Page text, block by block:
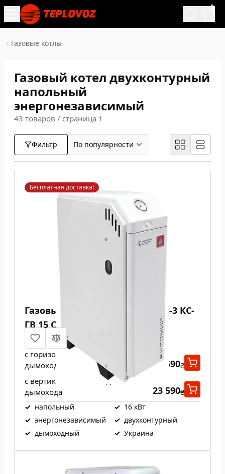
0
Газовые котлы
Газовый котел двухконтурный
напольный
энергонезависимый
43 товаров / страница 1
Фильтр
Бесплатная доставка!
Газовый котел Атем Житомир-3 КС-
ГВ 15 СН
с горизонтальным выходом
дымохода
23 590₴
с вертикальным выходом
дымохода
23 590₴
✓ напольный ✓ 16 кВт
✓ энергонезависимый ✓ двухконтурный
✓ дымоходный ✓ Украина